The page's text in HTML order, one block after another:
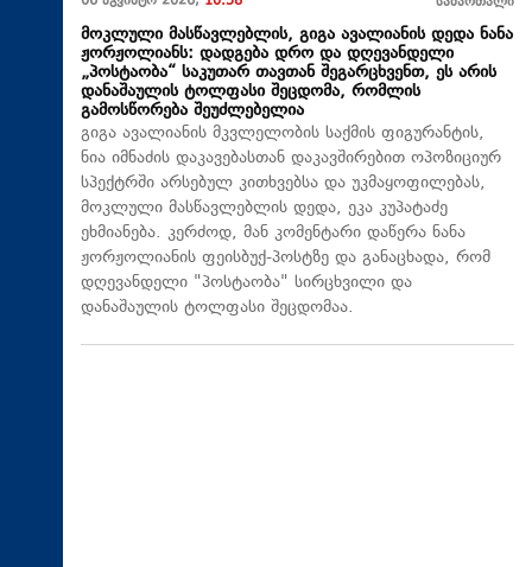
მოკლული მასწავლებლის, გიგა ავალიანის დედა ნანა
ჟორჟოლიანს: დადგება დრო და დღევანდელი
„პოსტაობა“ საკუთარ თავთან შეგარცხვენთ, ეს არის
დანაშაულის ტოლფასი შეცდომა, რომლის
გამოსწორება შეუძლებელია
გიგა ავალიანის მკვლელობის საქმის ფიგურანტის,
ნია იმნაძის დაკავებასთან დაკავშირებით ოპოზიციურ
სპექტრში არსებულ კითხვებსა და უკმაყოფილებას,
მოკლული მასწავლებლის დედა, ეკა კუპატაძე
ეხმიანება. კერძოდ, მან კომენტარი დაწერა ნანა
ჟორჟოლიანის ფეისბუქ-პოსტზე და განაცხადა, რომ
დღევანდელი "პოსტაობა" სირცხვილი და
დანაშაულის ტოლფასი შეცდომაა.